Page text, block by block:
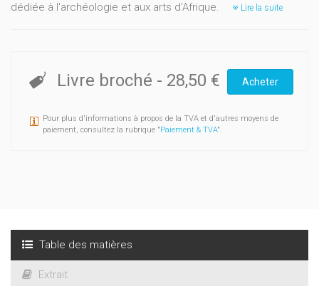
dédiée à l'archéologie et aux arts d'Afrique.
Lire la suite
Livre broché - 28,50 € Acheter
Pour plus d'informations à propos de la TVA et d'autres moyens de
paiement, consultez la rubrique "Paiement & TVA".
Table des matières
Extrait